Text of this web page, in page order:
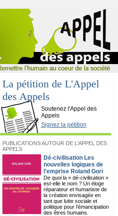
L'Appel des Appels
La pétition de L'Appel
des Appels
Soutenez l'Appel des
Appels
Signez la pétition
PUBLICATIONS AUTOUR DE L'APPEL DES
APPELS
Dé-civilisation Les
nouvelles logiques de
l'emprise Roland Gori
De quoi la « dé-civilisation »
est-elle le nom ? Un éloge
réparateur et humaniste de
la création envisagée en
tant que lutte sociale et
politique pour l’émancipation
des êtres humains.